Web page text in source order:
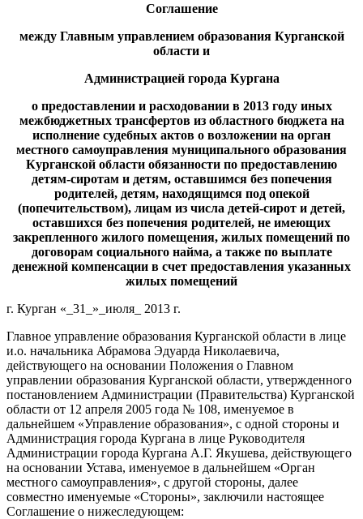
Соглашение
между Главным управлением образования Курганской
области и
Администрацией города Кургана
о предоставлении и расходовании в 2013 году иных
межбюджетных трансфертов из областного бюджета на
исполнение судебных актов о возложении на орган
местного самоуправления муниципального образования
Курганской области обязанности по предоставлению
детям-сиротам и детям, оставшимся без попечения
родителей, детям, находящимся под опекой
(попечительством), лицам из числа детей-сирот и детей,
оставшихся без попечения родителей, не имеющих
закрепленного жилого помещения, жилых помещений по
договорам социального найма, а также по выплате
денежной компенсации в счет предоставления указанных
жилых помещений
г. Курган «_31_»_июля_ 2013 г.
Главное управление образования Курганской области в лице
и.о. начальника Абрамова Эдуарда Николаевича,
действующего на основании Положения о Главном
управлении образования Курганской области, утвержденного
постановлением Администрации (Правительства) Курганской
области от 12 апреля 2005 года № 108, именуемое в
дальнейшем «Управление образования», с одной стороны и
Администрация города Кургана в лице Руководителя
Администрации города Кургана А.Г. Якушева, действующего
на основании Устава, именуемое в дальнейшем «Орган
местного самоуправления», с другой стороны, далее
совместно именуемые «Стороны», заключили настоящее
Соглашение о нижеследующем: